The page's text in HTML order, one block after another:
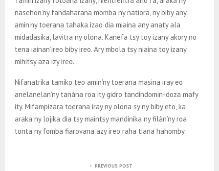
nasehon’ny fandaharana momba ny natiora, ny biby any
amin’ny toerana tahaka izao dia miaina any anaty ala
midadasika, lavitra ny olona. Kanefa tsy toy izany akory no
tena iainan’ireo biby ireo. Ary mbola tsy niaina toy izany
mihitsy aza izy ireo.
Nifanatrika tamiko teo amin’ny toerana masina iray eo
anelanelan’ny tanàna roa ity gidro tandindomin-doza mafy
ity. Mifampizara toerana iray ny olona sy ny biby eto, ka
araka ny lojika dia tsy maintsy mandinika ny filàn’ny roa
tonta ny fomba fiarovana azy ireo raha tiana hahomby.
PREVIOUS POST